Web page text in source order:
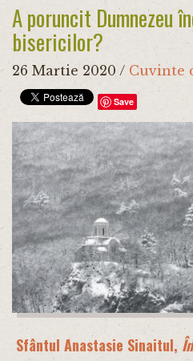
A poruncit Dumnezeu
bisericilor?
26 Martie 2020 / Cuvinte
Save
Sfântul Anastasie Sinaitul,